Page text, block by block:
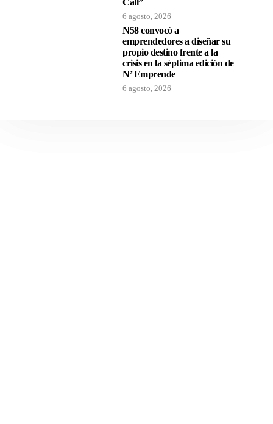
Call”
6 agosto, 2026
N58 convocó a
emprendedores a diseñar su
propio destino frente a la
crisis en la séptima edición de
N’ Emprende
6 agosto, 2026